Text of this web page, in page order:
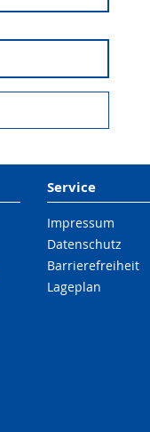
Service
Impressum
Datenschutz
Barrierefreiheit
Lageplan